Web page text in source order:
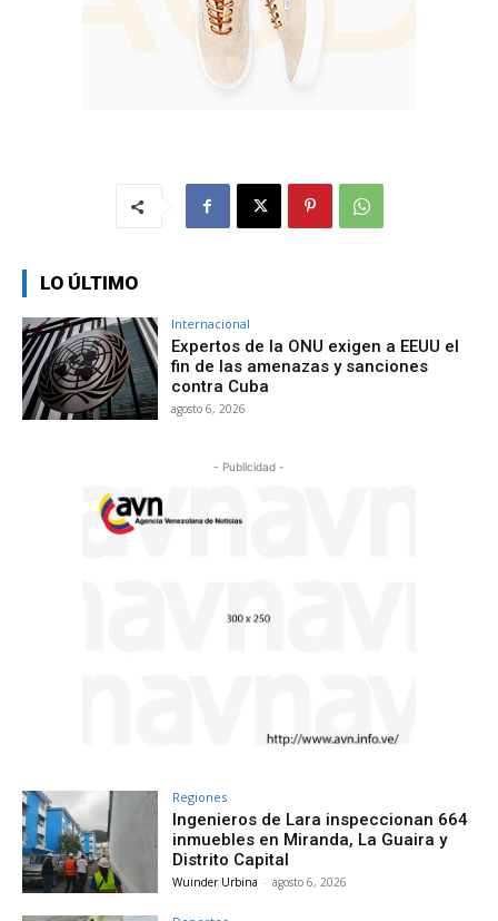
LO ÚLTIMO
Internacional
Expertos de la ONU exigen a EEUU el
fin de las amenazas y sanciones
contra Cuba
agosto 6, 2026
- Publicidad -
Regiones
Ingenieros de Lara inspeccionan 664
inmuebles en Miranda, La Guaira y
Distrito Capital
Wuinder Urbina - agosto 6, 2026